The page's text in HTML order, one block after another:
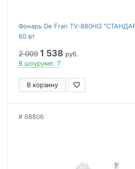
Фонарь De Fran TV-880HG
60 вт
2 009 1 538 руб.
В шоуруме: 7
В корзину
68806